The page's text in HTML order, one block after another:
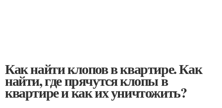
Как найти клопов в квартире. Как
найти, где прячутся клопы в
квартире и как их уничтожить?